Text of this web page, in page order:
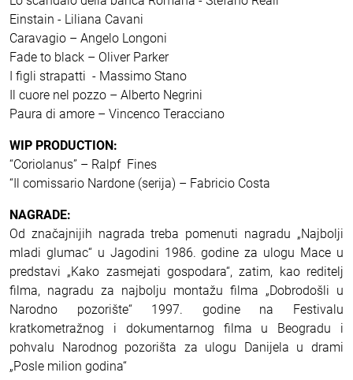
Einstain - Liliana Cavani
Caravagio – Angelo Longoni
Fade to black – Oliver Parker
I figli strapatti - Massimo Stano
Il cuore nel pozzo – Alberto Negrini
Paura di amore – Vincenco Teracciano
WIP PRODUCTION:
“Coriolanus” – Ralpf Fines
“Il comissario Nardone (serija) – Fabricio Costa
NAGRADE:
Od značajnijih nagrada treba pomenuti nagradu „Najbolji
mladi glumac“ u Jagodini 1986. godine za ulogu Mace u
predstavi „Kako zasmejati gospodara“, zatim, kao reditelj
filma, nagradu za najbolju montažu filma „Dobrodošli u
Narodno pozorište“ 1997. godine na Festivalu
kratkometražnog i dokumentarnog filma u Beogradu i
pohvalu Narodnog pozorišta za ulogu Danijela u drami
„Posle milion godina“